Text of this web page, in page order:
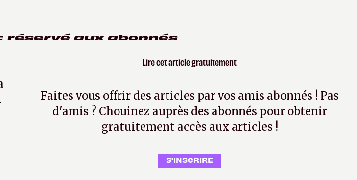
réservé aux abonnés
Lire cet article gratuitement
Faites vous offrir des articles par vos amis abonnés ! Pas
d'amis ? Chouinez auprès des abonnés pour obtenir
gratuitement accès aux articles !
S'INSCRIRE